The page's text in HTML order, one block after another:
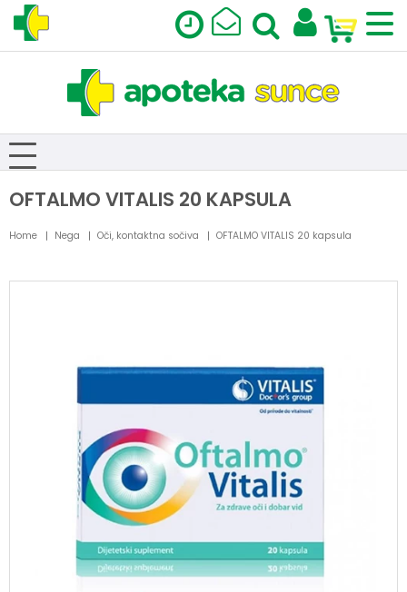
OFTALMO VITALIS 20 KAPSULA
Home Nega Oči, kontaktna sočiva OFTALMO VITALIS 20 kapsula